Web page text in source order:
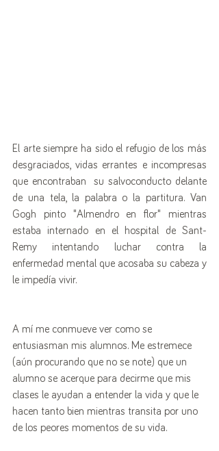
El arte siempre ha sido el refugio de los más
desgraciados, vidas errantes e incompresas
que encontraban  su salvoconducto delante
de una tela, la palabra o la partitura. Van
Gogh pinto "Almendro en flor" mientras
estaba internado en el hospital de Sant-
Remy intentando luchar contra la
enfermedad mental que acosaba su cabeza y
le impedía vivir.
A mí me conmueve ver como se
entusiasman mis alumnos. Me estremece
(aún procurando que no se note) que un
alumno se acerque para decirme que mis
clases le ayudan a entender la vida y que le
hacen tanto bien mientras transita por uno
de los peores momentos de su vida.